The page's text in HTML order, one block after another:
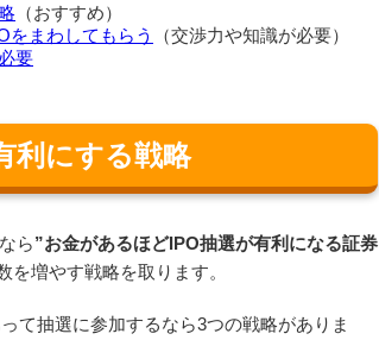
（おすすめ）
をまわしてもらう
（交渉力や知識が必要）
要
利にする戦略
ら”お金があるほどIPO抽選が有利になる証券
を増やす戦略を取ります。
て抽選に参加するなら3つの戦略がありま